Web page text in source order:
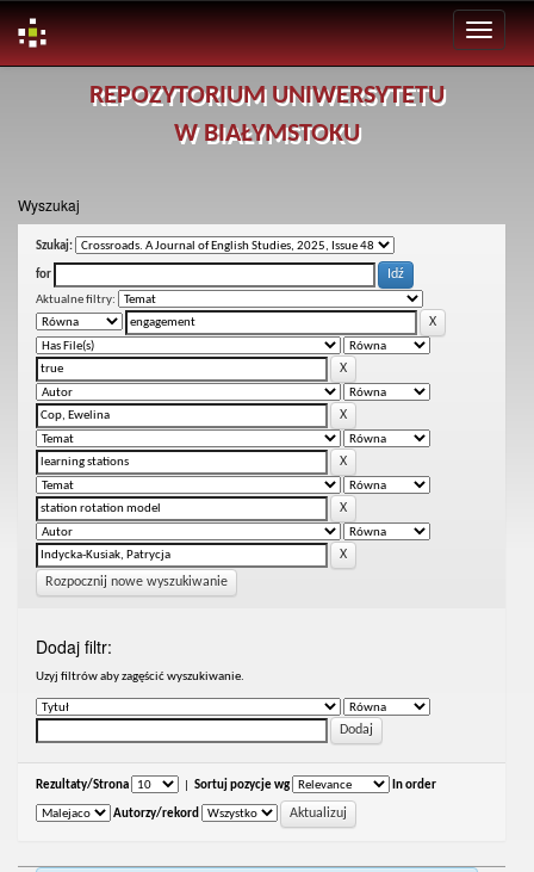
REPOZYTORIUM UNIWERSYTETU
W BIAŁYMSTOKU
Wyszukaj
Szukaj:
for
Aktualne filtry:
Rozpocznij nowe wyszukiwanie
Dodaj filtr:
Uzyj filtrów aby zagęścić wyszukiwanie.
Rezultaty/Strona Sortuj pozycje wg In order
Autorzy/rekord